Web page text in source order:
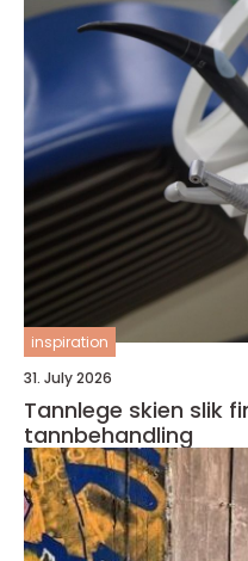
inspiration
31. July 2026
Tannlege skien slik finner du trygg og god
tannbehandling